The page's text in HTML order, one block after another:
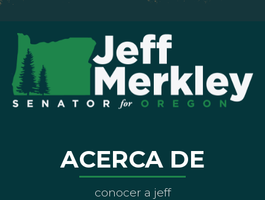
ACERCA DE
conocer a jeff